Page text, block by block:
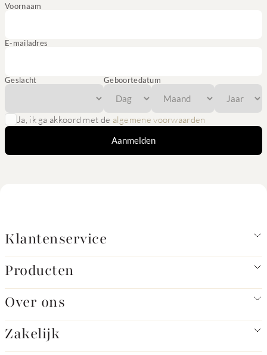
Voornaam
E-mailadres
Geslacht Geboortedatum
Ja, ik ga akkoord met de algemene voorwaarden
Aanmelden
Klantenservice
Producten
Over ons
Zakelijk